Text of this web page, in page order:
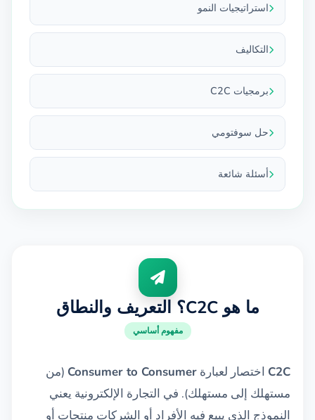
استراتيجيات النمو
التكاليف
برمجيات C2C
حل سوفتومي
أسئلة شائعة
ما هو C2C؟ التعريف والنطاق
مفهوم أساسي
C2C اختصار لعبارة Consumer to Consumer (من
مستهلك إلى مستهلك). في التجارة الإلكترونية يعني
النموذج الذي يبيع فيه الأفراد أو الشركات منتجات أو